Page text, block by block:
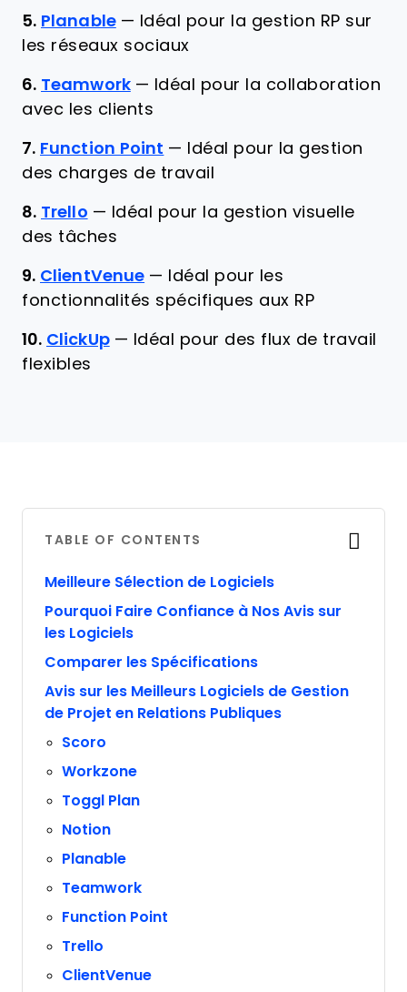
5. Planable — Idéal pour la gestion RP sur
les réseaux sociaux
6. Teamwork — Idéal pour la collaboration
avec les clients
7. Function Point —
Idéal pour la gestion
des charges de travail
8. Trello — Idéal pour la gestion visuelle
des tâches
9. ClientVenue —
Idéal pour les
fonctionnalités spécifiques aux RP
10. ClickUp — Idéal pour des flux de travail
flexibles
TABLE OF CONTENTS
Meilleure Sélection de Logiciels
Pourquoi Faire Confiance à Nos Avis sur
les Logiciels
Comparer les Spécifications
Avis sur les Meilleurs Logiciels de Gestion
de Projet en Relations Publiques
Scoro
Workzone
Toggl Plan
Notion
Planable
Teamwork
Function Point
Trello
ClientVenue